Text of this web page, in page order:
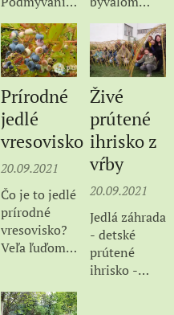
(1. časť),
Založiť a
VYBUDOVAŤ
(2. časť), aké
Základné
RASTLINY
zasadiť (3.
časť s
prehľadnou
tabuľkou
si
VYPESTOVAŤ
(4. časť) a
PRIRODZENE
prírodnú...
domu
dažďovou
vodou,
vodný biotop
a bylinkovú
špirálu. Ako
spolu
súvisia, viac
v článku.
trávniku,
okolo domu
na slnečnej
strane.
Pripravený
pomocou tzv.
mulču", ktorý
sa skladal z
otočených
trávnych
drnov,
papierových
kartónov,
konského
Prírodné
jedlé
vresovisko
20.09.2021
Čo je to jedlé
prírodné
vresovisko?
Veľa ľuďom
vybavia
Živé
prútené
ihrisko z
vŕby
20.09.2021
Jedlá záhrada
- detské
prútené
ihrisko -